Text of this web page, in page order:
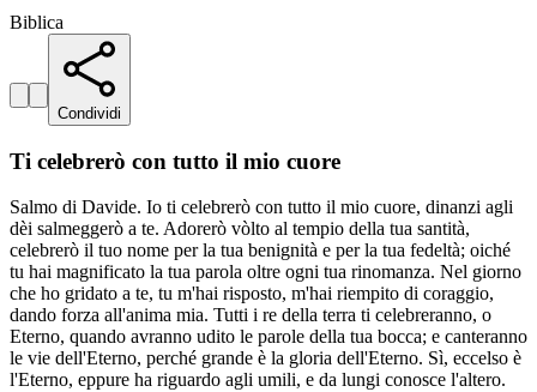
Biblica
Condividi
Ti celebrerò con tutto il mio cuore
Salmo di Davide. Io ti celebrerò con tutto il mio cuore, dinanzi agli
dèi salmeggerò a te. Adorerò vòlto al tempio della tua santità,
celebrerò il tuo nome per la tua benignità e per la tua fedeltà; oiché
tu hai magnificato la tua parola oltre ogni tua rinomanza. Nel giorno
che ho gridato a te, tu m'hai risposto, m'hai riempito di coraggio,
dando forza all'anima mia. Tutti i re della terra ti celebreranno, o
Eterno, quando avranno udito le parole della tua bocca; e canteranno
le vie dell'Eterno, perché grande è la gloria dell'Eterno. Sì, eccelso è
l'Eterno, eppure ha riguardo agli umili, e da lungi conosce l'altero.